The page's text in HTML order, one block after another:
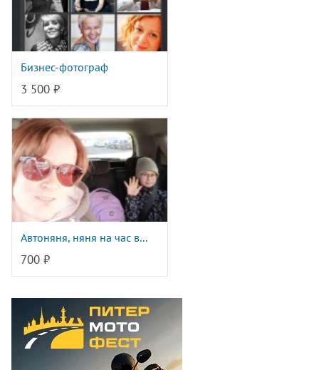
Бизнес-фотограф
3 500 ₽
Автоняня, няня на час в...
700 ₽